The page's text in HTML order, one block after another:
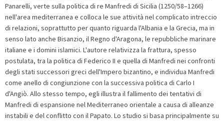
Panarelli, verte sulla politica di re Manfredi di Sicilia (1250/58–1266)
nell'area mediterranea e colloca le sue attività nel complicato intreccio
di relazioni, soprattutto per quanto riguarda l'Albania e la Grecia, ma in
senso lato anche Bisanzio, il Regno d'Aragona, le repubbliche marinare
italiane e i domini islamici. L'autore relativizza la frattura, spesso
postulata, tra la politica di Federico II e quella di Manfredi nei confronti
degli stati successori greci dell'Impero bizantino, e individua Manfredi
come anello di congiunzione con la successiva politica di Carlo I
d'Angiò. Allo stesso tempo, egli illustra il fallimento dei tentativi di
Manfredi di espansione nel Mediterraneo orientale a causa di alleanze
instabili e del conflitto con il Papato. Lo studio si basa principalmente su